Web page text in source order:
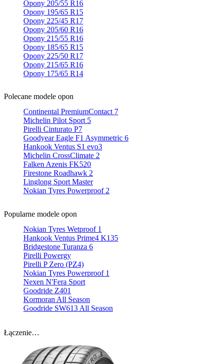
Opony 205/55 R16
Opony 195/65 R15
Opony 225/45 R17
Opony 205/60 R16
Opony 215/55 R16
Opony 185/65 R15
Opony 225/50 R17
Opony 215/65 R16
Opony 175/65 R14
Polecane modele opon
Continental PremiumContact 7
Michelin Pilot Sport 5
Pirelli Cinturato P7
Goodyear Eagle F1 Asymmetric 6
Hankook Ventus S1 evo3
Michelin CrossClimate 2
Falken Azenis FK520
Firestone Roadhawk 2
Linglong Sport Master
Nokian Tyres Powerproof 2
Popularne modele opon
Nokian Tyres Wetproof 1
Hankook Ventus Prime4 K135
Bridgestone Turanza 6
Pirelli Powergy
Pirelli P Zero (PZ4)
Nokian Tyres Powerproof 1
Nexen N'Fera Sport
Goodride Z401
Kormoran All Season
Goodride SW613 All Season
Łączenie…